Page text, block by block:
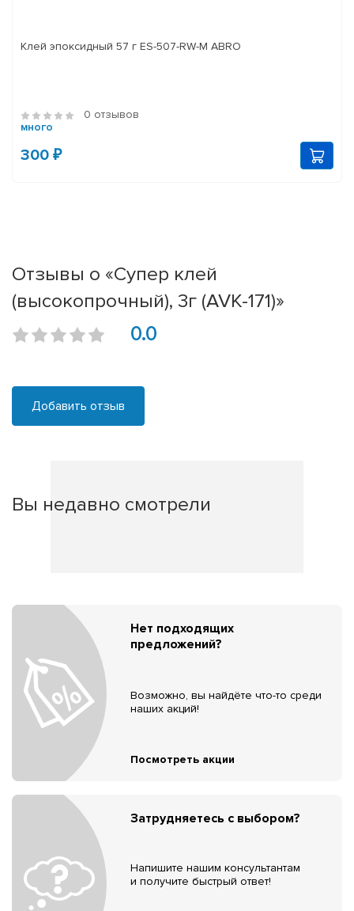
Клей эпоксидный 57 г ES-507-RW-M ABRO
0 отзывов
много
300 ₽
Отзывы о «Супер клей
(высокопрочный), 3г (AVK-171)»
0.0
Добавить отзыв
Вы недавно смотрели
Нет подходящих
предложений?
Возможно, вы найдёте что-то среди
наших акций!
Посмотреть акции
Затрудняетесь с выбором?
Напишите нашим консультантам
и получите быстрый ответ!